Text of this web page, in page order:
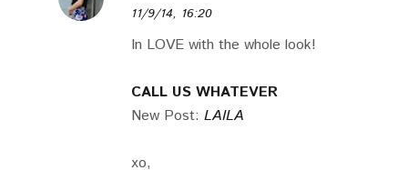
11/9/14, 16:20
In LOVE with the whole look!
CALL US WHATEVER
New Post: LAILA
xo,